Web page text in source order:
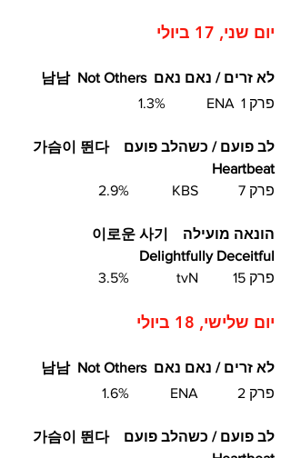
יום שני, 17 ביולי
לא זרים / נאם נאם  남남  Not Others
פרק 1	 ENA  	1.3%
לב פועם / כשהלב פועם  가슴이 뛴다
Heartbeat
פרק 7	 KBS  	2.9%
הונאה מועילה  이로운 사기
Delightfully Deceitful
פרק 15	 tvN		3.5%
יום שלישי, 18 ביולי
לא זרים / נאם נאם  남남  Not Others
פרק 2	 ENA  	1.6%
לב פועם / כשהלב פועם  가슴이 뛴다